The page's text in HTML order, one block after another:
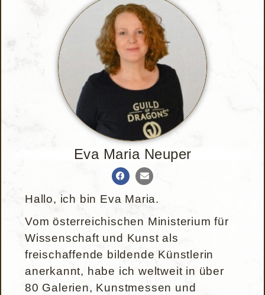
Eva Maria Neuper
Hallo, ich bin Eva Maria.
Vom österreichischen Ministerium für
Wissenschaft und Kunst als
freischaffende bildende Künstlerin
anerkannt, habe ich weltweit in über
80 Galerien, Kunstmessen und